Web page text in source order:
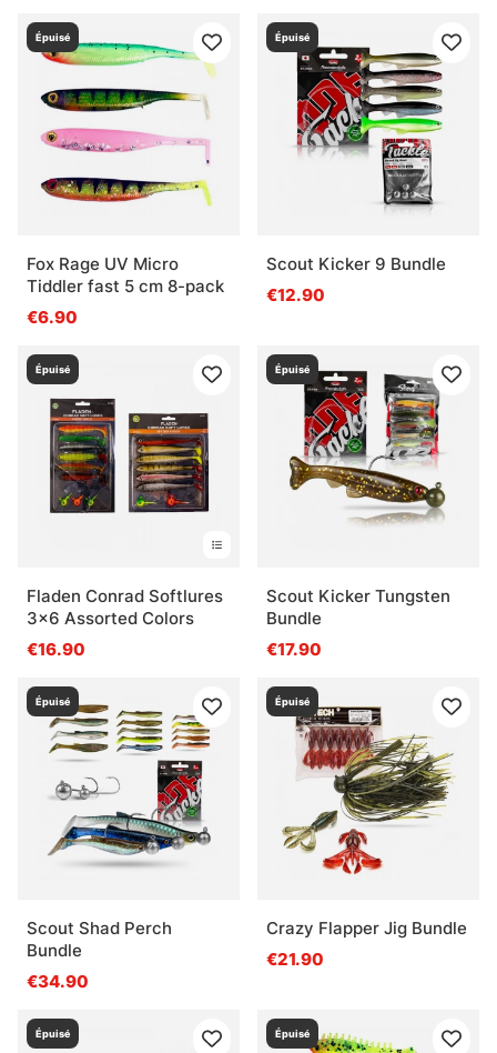
Épuisé
Fox Rage UV Micro
Tiddler fast 5 cm 8-pack
€6.90
Épuisé
Scout Kicker 9 Bundle
€12.90
Épuisé
Fladen Conrad Softlures
3x6 Assorted Colors
€16.90
Épuisé
Scout Kicker Tungsten
Bundle
€17.90
Épuisé
Scout Shad Perch
Bundle
€34.90
Épuisé
Crazy Flapper Jig Bundle
€21.90
Épuisé Épuisé